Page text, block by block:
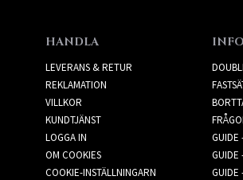
HANDLA
LEVERANS & RETUR
REKLAMATION
VILLKOR
KUNDTJÄNST
LOGGA IN
OM COOKIES
COOKIE-INSTÄLLNINGARN
GUIDE
GUIDE
GUIDE